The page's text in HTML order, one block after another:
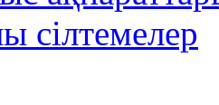
сілтемелер